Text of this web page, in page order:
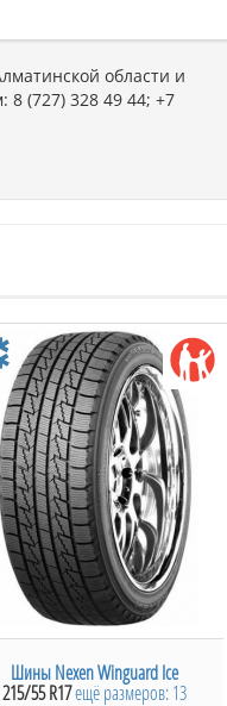
области и
8 (727) 328 49 44; +7
новым
дорогах.
заноса
пробег Triangle
корт
и улучшая тяговые
огромной
износ протектора и
Шины Nexen Winguard Ice
215/55 R17ещё размеров: 13